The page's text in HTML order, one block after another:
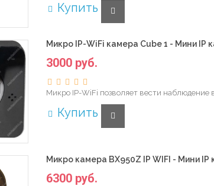
Купить
Микро IP-WiFi камера Cube 1 - Мини IP
3000 руб.
Микро IP-WiFi позволяет вести наблюдение
Купить
Микро камера BX950Z IP WIFI - Мини IP
6300 руб.